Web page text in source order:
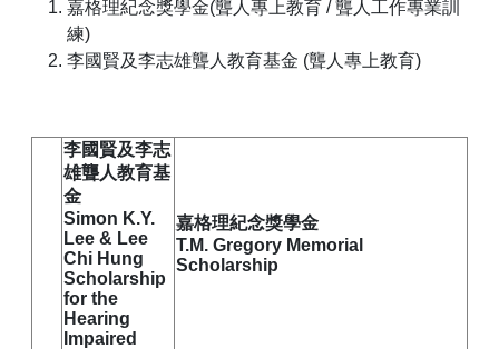
嘉格理紀念獎學金(聾人專上教育 / 聾人工作專業訓
練)
李國賢及李志雄聾人教育基金 (聾人專上教育)
李國賢及李志
雄聾人教育基
金
Simon K.Y.
Lee & Lee
Chi Hung
Scholarship
for the
Hearing
Impaired
嘉格理紀念獎學金
T.M. Gregory Memorial
Scholarship